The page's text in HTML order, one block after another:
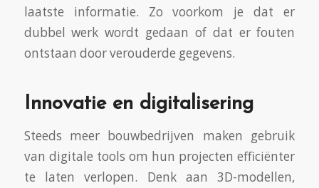
laatste informatie. Zo voorkom je dat er
dubbel werk wordt gedaan of dat er fouten
ontstaan door verouderde gegevens.
Innovatie en digitalisering
Steeds meer bouwbedrijven maken gebruik
van digitale tools om hun projecten efficiënter
te laten verlopen. Denk aan 3D-modellen,